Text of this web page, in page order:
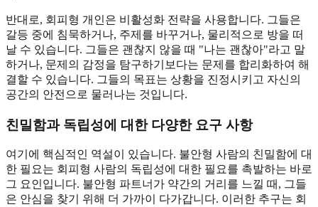
반대로, 회피형 개인은 비활성화 전략을 사용합니다. 그들은
갈등 중에 침묵하거나, 주제를 바꾸거나, 물리적으로 방을 떠
날 수 있습니다. 그들은 괜찮지 않을 때 "나는 괜찮아"라고 말
하거나, 문제의 감정을 탐구하기보다는 문제를 합리화하여 해
결할 수 있습니다. 그들의 목표는 상황을 진정시키고 자신의
공간의 안전으로 물러나는 것입니다.
친밀함과 독립성에 대한 다양한 요구 사항
여기에 핵심적인 역설이 있습니다. 불안형 사람의 친밀함에 대
한 필요는 회피형 사람의 독립성에 대한 필요를 촉발하는 바로
그 요인입니다. 불안형 파트너가 약간의 거리를 느낄 때, 그들
은 안심을 찾기 위해 더 가까이 다가갑니다. 이러한 추구는 회